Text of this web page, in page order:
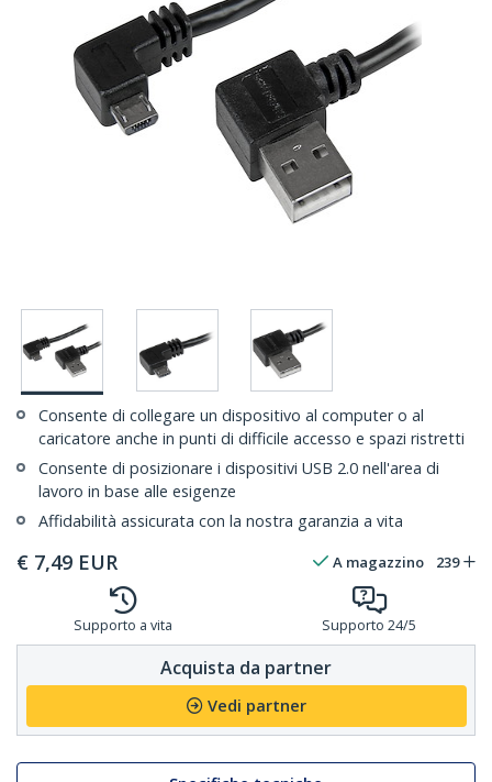
Consente di collegare un dispositivo al computer o al
caricatore anche in punti di difficile accesso e spazi ristretti
Consente di posizionare i dispositivi USB 2.0 nell'area di
lavoro in base alle esigenze
Affidabilità assicurata con la nostra garanzia a vita
€ 7,49 EUR A magazzino 239
Supporto a vita Supporto 24/5
Acquista da partner
Vedi partner